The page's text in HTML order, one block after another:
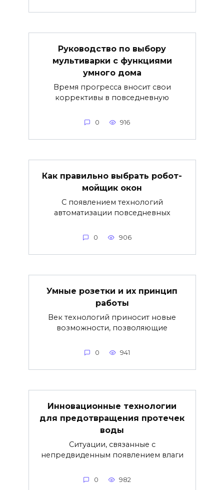
Руководство по выбору
мультиварки с функциями
умного дома
Время прогресса вносит свои
коррективы в повседневную
0 916
Как правильно выбрать робот-
мойщик окон
С появлением технологий
автоматизации повседневных
0 906
Умные розетки и их принцип
работы
Век технологий приносит новые
возможности, позволяющие
0 941
Инновационные технологии
для предотвращения протечек
воды
Ситуации, связанные с
непредвиденным появлением влаги
0 982